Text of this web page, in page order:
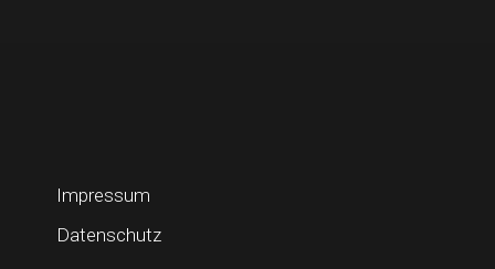
Impressum
Datenschutz